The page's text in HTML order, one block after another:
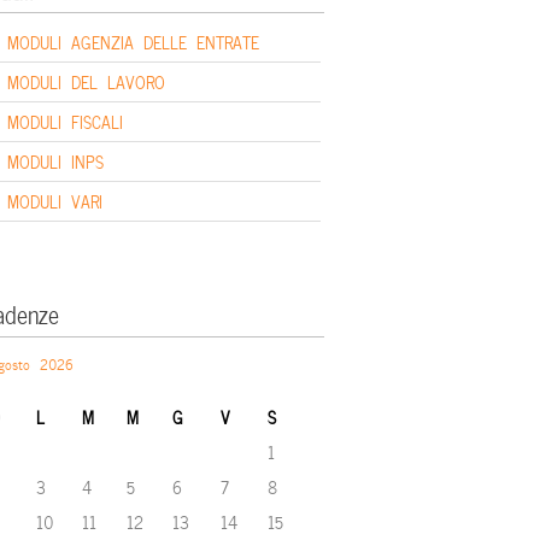
MODULI AGENZIA DELLE ENTRATE
MODULI DEL LAVORO
MODULI FISCALI
MODULI INPS
MODULI VARI
2026
L M M G V S
1
3 4 5 6 7
8
10 11 12 13 14
15